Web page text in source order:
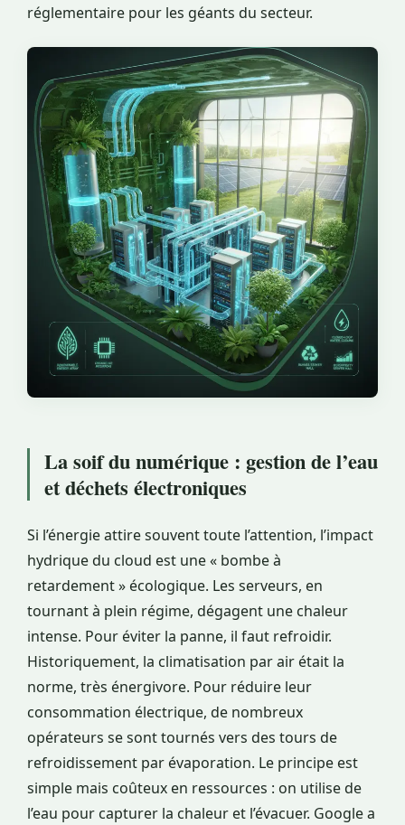
réglementaire pour les géants du secteur.
La soif du numérique : gestion de l’eau
et déchets électroniques
Si l’énergie attire souvent toute l’attention, l’impact
hydrique du cloud est une « bombe à
retardement » écologique. Les serveurs, en
tournant à plein régime, dégagent une chaleur
intense. Pour éviter la panne, il faut refroidir.
Historiquement, la climatisation par air était la
norme, très énergivore. Pour réduire leur
consommation électrique, de nombreux
opérateurs se sont tournés vers des tours de
refroidissement par évaporation. Le principe est
simple mais coûteux en ressources : on utilise de
l’eau pour capturer la chaleur et l’évacuer. Google a